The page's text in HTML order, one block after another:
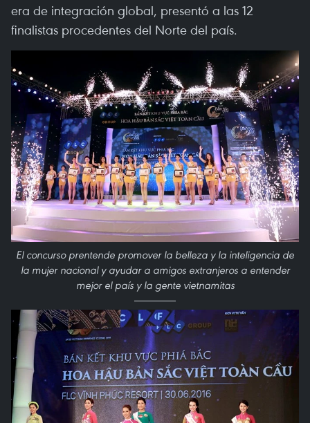
era de integración global, presentó a las 12
finalistas procedentes del Norte del país.
El concurso prentende promover la belleza y la inteligencia de
la mujer nacional y ayudar a amigos extranjeros a entender
mejor el país y la gente vietnamitas